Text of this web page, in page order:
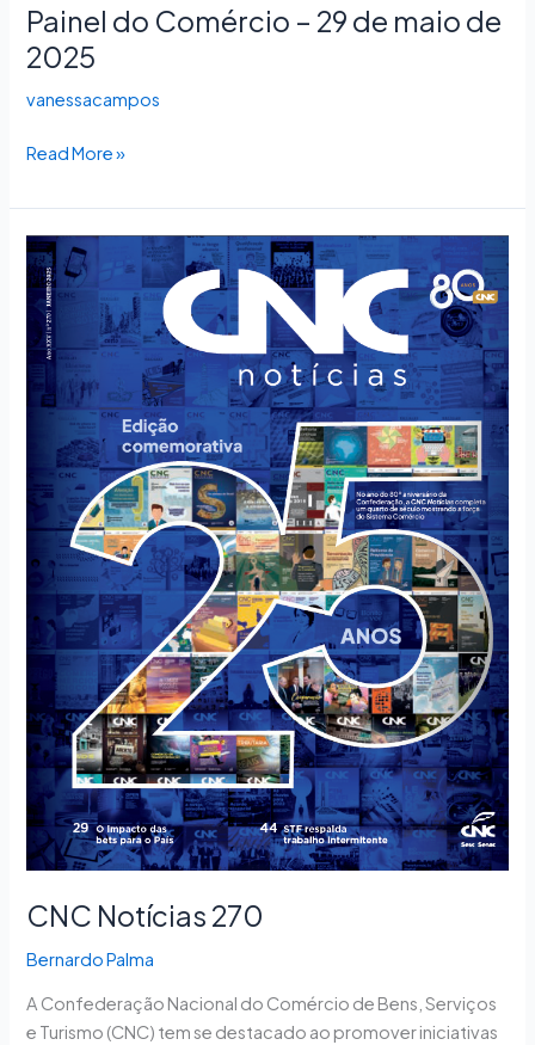
Painel do Comércio – 29 de maio de
2025
vanessacampos
Read More »
CNC Notícias 270
Bernardo Palma
A Confederação Nacional do Comércio de Bens, Serviços
e Turismo (CNC) tem se destacado ao promover iniciativas
CNC
Notícias
270